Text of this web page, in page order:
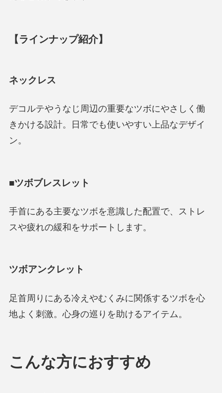
【ラインナップ紹介】
ネックレス
デコルテやうなじ周辺の重要なツボにやさしく働
きかける設計。日常でも使いやすい上品なデザイ
ン。
■ツボブレスレット
手首にある主要なツボを意識した配置で、ストレ
スや疲れの緩和をサポートします。
ツボアンクレット
足首周りにある冷えやむくみに関係するツボを心
地よく刺激。心身の巡りを助けるアイテム。
こんな方におすすめ